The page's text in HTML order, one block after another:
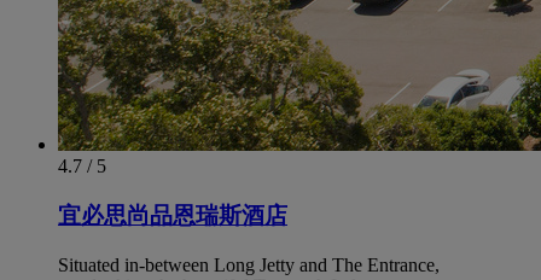
4.7 / 5
宜必思尚品恩瑞斯酒店
Situated in-between Long Jetty and The Entrance,